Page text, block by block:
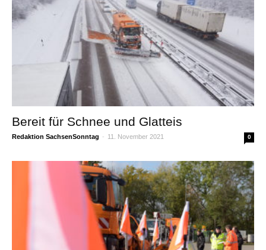
Bereit für Schnee und Glatteis
Redaktion SachsenSonntag - 11. November 2021 0